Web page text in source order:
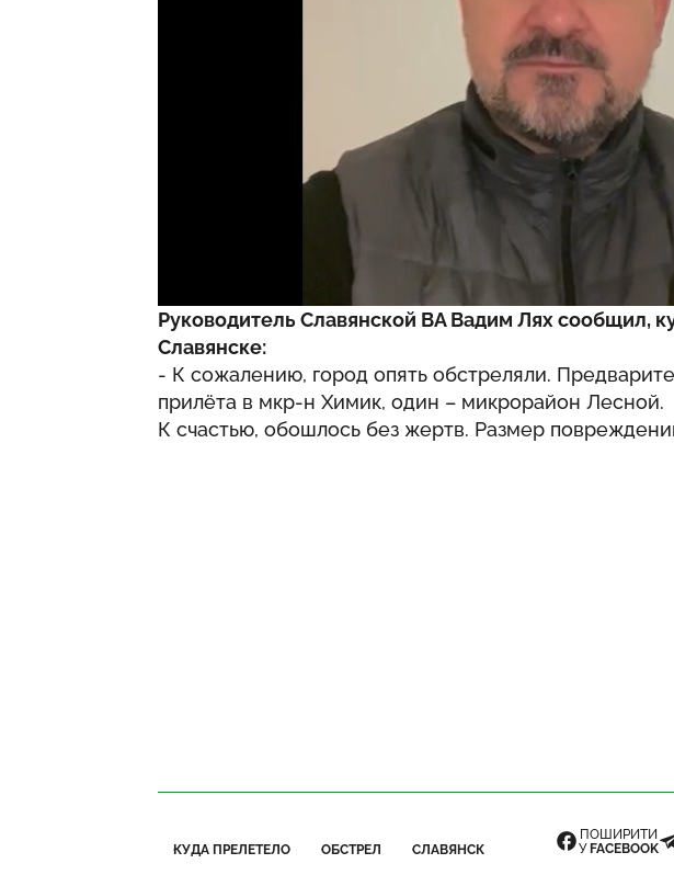
Руководитель Славянской ВА Вадим Лях сообщил,
Славянске:
- К сожалению, город опять обстреляли.
прилёта в мкр-н Химик, один – микрорайон Лесной.
К счастью, обошлось без жертв. Размер
КУДА ПРЕЛЕТЕЛО ОБСТРЕЛ СЛАВЯНСК
ПОШИРИТИ
У FACEBOOK